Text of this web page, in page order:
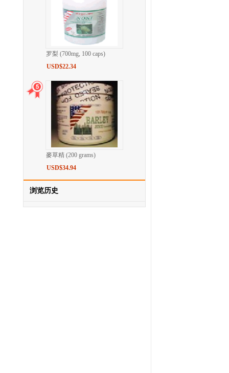
罗梨 (700mg, 100 caps)
USD$22.34
麥草精 (200 grams)
USD$34.94
浏览历史